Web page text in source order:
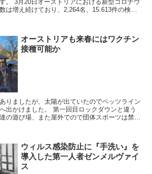
。 3月20日オーストリアにおける新型コロナウ
は増え続けており、2,264名、15.613件の検査
オーストリアも来春にはワクチン
接種可能か
りましたが、太陽が出ていたのでペッツライン
出かけました。 第一回目ロックダウンと違う
の遊び場、また屋外でので団体スポーツは禁止
ウィルス感染防止に『手洗い』を
導入した第一人者ゼンメルヴァイ
ス